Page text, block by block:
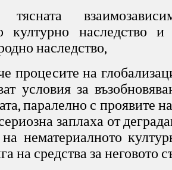
културно наследство и
наследство,
процесите на
условия за
паралелно с проявите
заплаха от
нематериалното
на средства за неговото